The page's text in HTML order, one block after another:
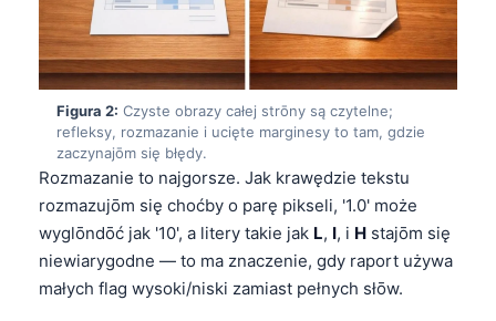
Figura 2: Czyste obrazy całej strōny są czytelne;
refleksy, rozmazanie i ucięte marginesy to tam, gdzie
zaczynajōm się błędy.
Rozmazanie to najgorsze. Jak krawędzie tekstu
rozmazujōm się choćby o parę pikseli, '1.0' może
wyglōndōć jak '10', a litery takie jak L, I, i H stajōm się
niewiarygodne — to ma znaczenie, gdy raport używa
małych flag wysoki/niski zamiast pełnych słōw.